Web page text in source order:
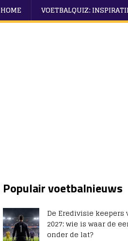
HOME VOETBALQUIZ:
Populair voetbalnieuws
De Eredivisie keepers
2027: wie is waar de
onder de lat?